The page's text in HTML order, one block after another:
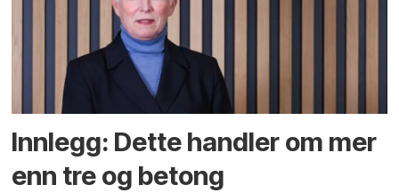
Innlegg: Dette handler om mer
enn tre og betong